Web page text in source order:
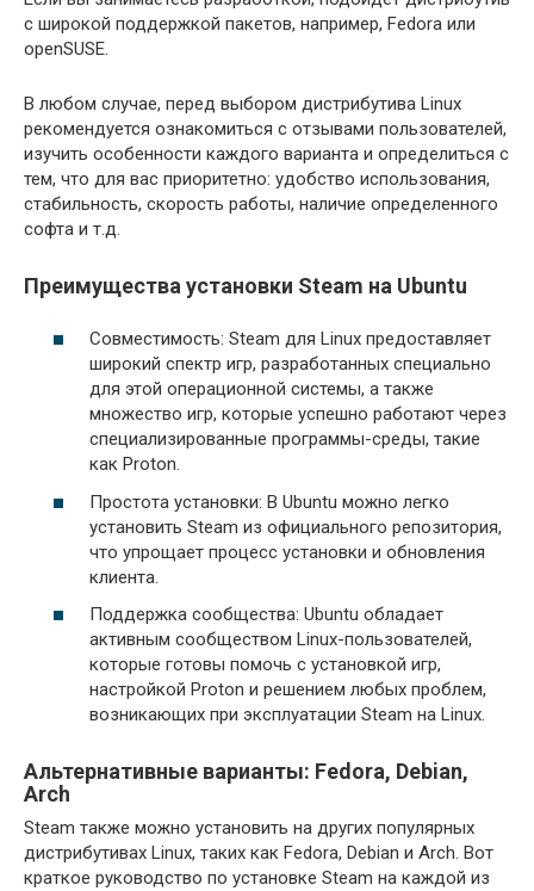
с широкой поддержкой пакетов, например, Fedora или
openSUSE.
В любом случае, перед выбором дистрибутива Linux
рекомендуется ознакомиться с отзывами пользователей,
изучить особенности каждого варианта и определиться с
тем, что для вас приоритетно: удобство использования,
стабильность, скорость работы, наличие определенного
софта и т.д.
Преимущества установки Steam на Ubuntu
Совместимость: Steam для Linux предоставляет
широкий спектр игр, разработанных специально
для этой операционной системы, а также
множество игр, которые успешно работают через
специализированные программы-среды, такие
как Proton.
Простота установки: В Ubuntu можно легко
установить Steam из официального репозитория,
что упрощает процесс установки и обновления
клиента.
Поддержка сообщества: Ubuntu обладает
активным сообществом Linux-пользователей,
которые готовы помочь с установкой игр,
настройкой Proton и решением любых проблем,
возникающих при эксплуатации Steam на Linux.
Альтернативные варианты: Fedora, Debian,
Arch
Steam также можно установить на других популярных
дистрибутивах Linux, таких как Fedora, Debian и Arch. Вот
краткое руководство по установке Steam на каждой из